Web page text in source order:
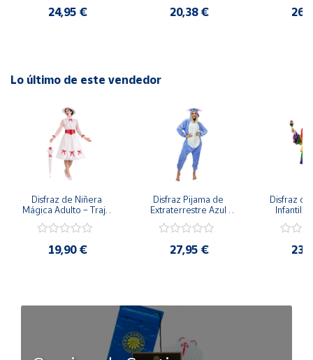
24,95 € 20,38 €
Lo último de este vendedor
Disfraz de Niñera
Mágica Adulto – Traje
de Mary Poppins con
(3 Piezas)
19,90 €
Disfraz Pijama de
Extraterrestre Azul
Kigurumi de
27,95 €
Disfraz de
Infantil –